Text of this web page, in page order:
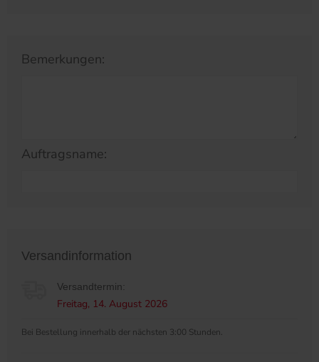
Bemerkungen:
Auftragsname:
Versandinformation
Versandtermin:
Freitag, 14. August 2026
Bei Bestellung innerhalb der nächsten 3:00 Stunden.